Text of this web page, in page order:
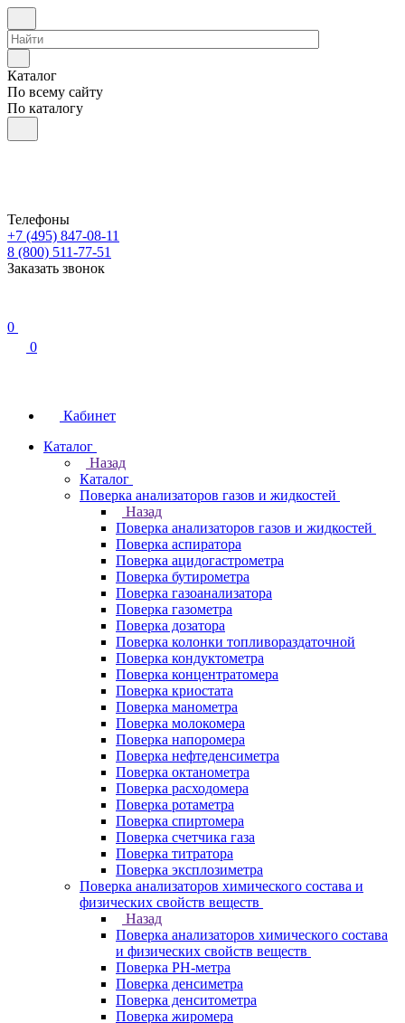
Каталог
По всему сайту
По каталогу
Телефоны
+7 (495) 847-08-11
8 (800) 511-77-51
Заказать звонок
0
0
Кабинет
Каталог
Назад
Каталог
Поверка анализаторов газов и жидкостей
Назад
Поверка анализаторов газов и жидкостей
Поверка аспиратора
Поверка ацидогастрометра
Поверка бутирометра
Поверка газоанализатора
Поверка газометра
Поверка дозатора
Поверка колонки топливораздаточной
Поверка кондуктометра
Поверка концентратомера
Поверка криостата
Поверка манометра
Поверка молокомера
Поверка напоромера
Поверка нефтеденсиметра
Поверка октанометра
Поверка расходомера
Поверка ротаметра
Поверка спиртомера
Поверка счетчика газа
Поверка титратора
Поверка эксплозиметра
Поверка анализаторов химического состава и
физических свойств веществ
Назад
Поверка анализаторов химического состава
и физических свойств веществ
Поверка PH-метра
Поверка денсиметра
Поверка денситометра
Поверка жиромера